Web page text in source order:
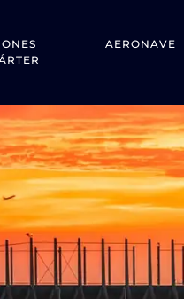
AERONAVE